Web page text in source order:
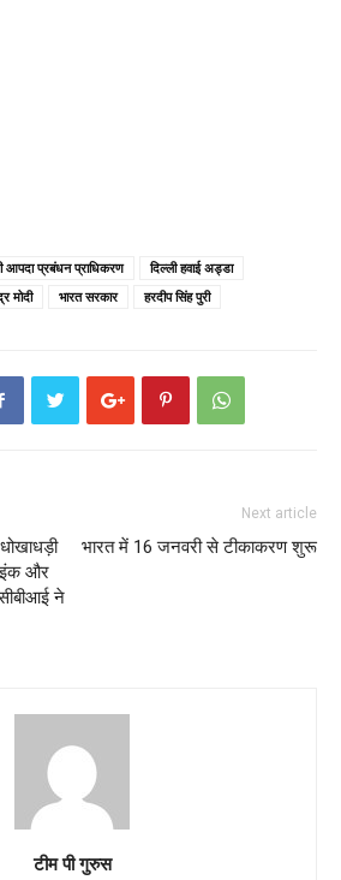
आपदा प्रबंधन प्राधिकरण
दिल्ली हवाई अड्डा
मोदी भारत सरकार हरदीप सिंह पुरी
इंक और
ने
Next article
भारत में 16 जनवरी से टीकाकरण शुरू
टीम पी गुरुस